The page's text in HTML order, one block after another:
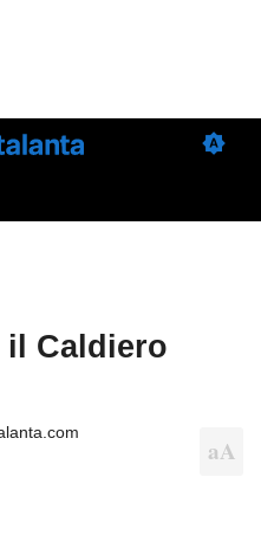
il Caldiero